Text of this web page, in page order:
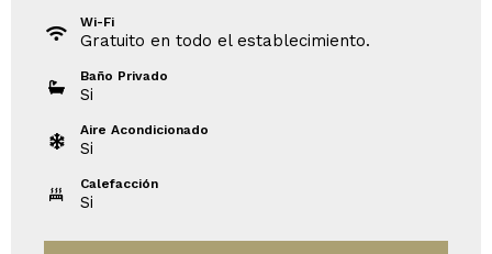
Wi-Fi
Gratuito en todo el establecimiento.
Baño Privado
Si
Aire Acondicionado
Si
Calefacción
Si